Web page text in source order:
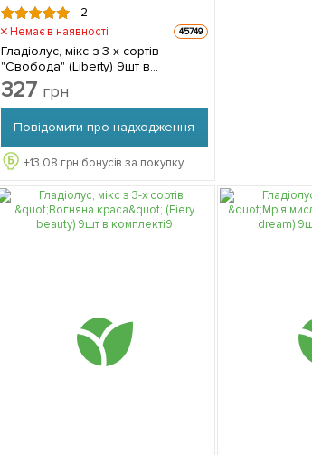
2
Немає в наявності 45749
Гладіолус, мікс з 3-х сортів
"Свобода" (Liberty) 9шт в
комплекті
327 грн
Повідомити про надходження
+13.08 грн бонусів за покупку